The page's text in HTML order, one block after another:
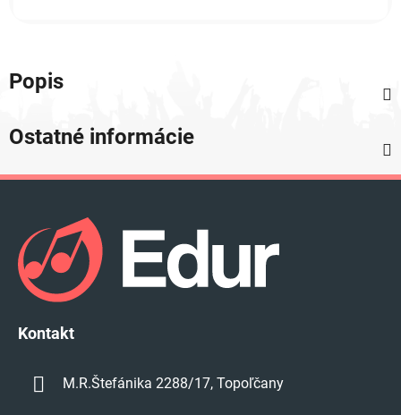
Popis
Ostatné informácie
Kontakt
M.R.Štefánika 2288/17, Topoľčany